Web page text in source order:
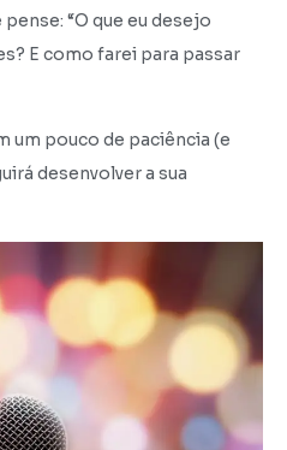
“O que eu desejo
E como farei para passar
um pouco de paciência (e
desenvolver a sua